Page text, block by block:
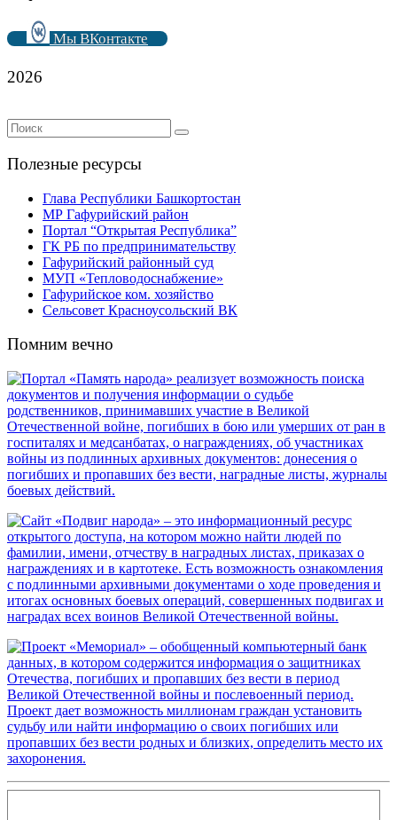
Мы ВКонтакте
2026
Полезные ресурсы
Глава Республики Башкортостан
МР Гафурийский район
Портал “Открытая Республика”
ГК РБ по предпринимательству
Гафурийский районный суд
МУП «Тепловодоснабжение»
Гафурийское ком. хозяйство
Сельсовет Красноусольский ВК
Помним вечно